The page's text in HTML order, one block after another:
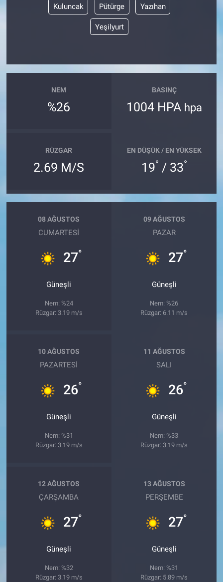
Kuluncak Pütürge Yazıhan
Yeşilyurt
NEM
%26
BASINÇ
1004 HPA hpa
RÜZGAR
2.69 M/S
EN DÜŞÜK / EN YÜKSEK
19° / 33°
08 AĞUSTOS
CUMARTESI
27°
Güneşli
Nem: %24
Rüzgar: 3.19 m/s
09 AĞUSTOS
PAZAR
27°
Güneşli
Nem: %26
Rüzgar: 6.11 m/s
10 AĞUSTOS
PAZARTESI
26°
Güneşli
Nem: %31
Rüzgar: 3.19 m/s
11 AĞUSTOS
SALI
26°
Güneşli
Nem: %33
Rüzgar: 3.19 m/s
12 AĞUSTOS
ÇARŞAMBA
27°
Güneşli
Nem: %32
Rüzgar: 3.19 m/s
13 AĞUSTOS
PERŞEMBE
27°
Güneşli
Nem: %31
Rüzgar: 5.89 m/s